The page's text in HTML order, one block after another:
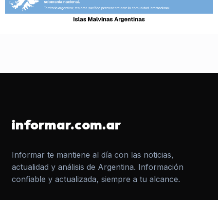
informar.com.ar
Informar te mantiene al día con las noticias,
actualidad y análisis de Argentina. Información
confiable y actualizada, siempre a tu alcance.